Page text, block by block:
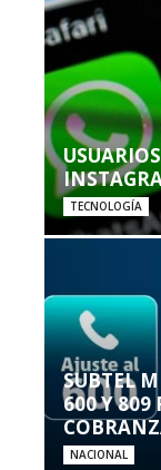
TECNOLOGÍA
SUBTEL
600 Y 809
NACIONAL